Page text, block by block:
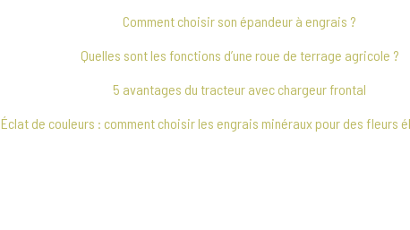
Comment choisir son épandeur à engrais ?
Quelles sont les fonctions d’une roue de terrage agricole ?
5 avantages du tracteur avec chargeur frontal
Éclat de couleurs : comment choisir les engrais minéraux pour des fleurs